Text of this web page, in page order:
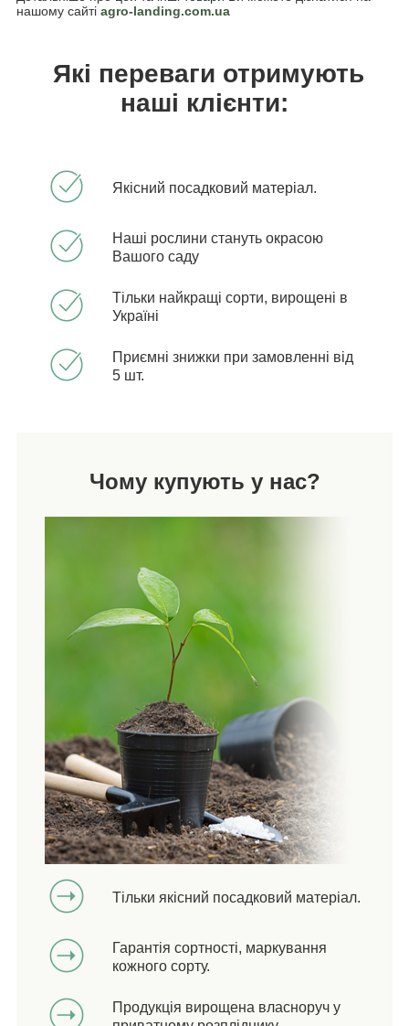
нашому сайті agro-landing.com.ua
Які переваги отримують
наші клієнти:
Якісний посадковий матеріал.
Наші рослини стануть окрасою
Вашого саду
Тільки найкращі сорти, вирощені в
Україні
Приємні знижки при замовленні від
5 шт.
Чому купують у нас?
Тільки якісний посадковий матеріал.
Гарантія сортності, маркування
кожного сорту.
Продукція вирощена власноруч у